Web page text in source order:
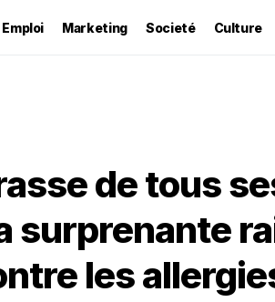
Emploi Marketing Societé Culture
de tous
surprenante
les